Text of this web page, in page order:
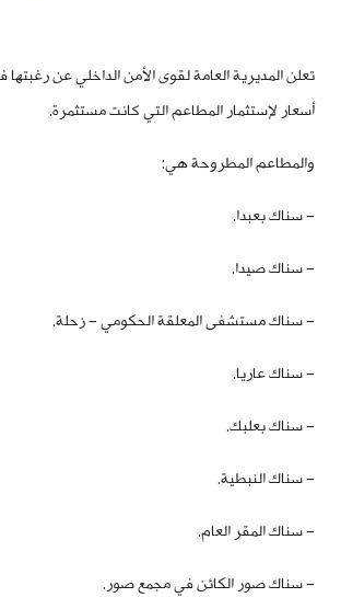
تعلن المديرية العامة لقوى الأمن الداخلي عن
أسعار لإستثمار المطاعم التي كانت مستثمرة.
والمطاعم المطروحة هي:
– سناك بعبدا.
– سناك صيدا.
– سناك مستشفى المعلقة الحكومي – زحلة.
– سناك عاريا.
– سناك بعلبك.
– سناك النبطية.
– سناك المقر العام.
– سناك صور الكائن في مجمع صور.